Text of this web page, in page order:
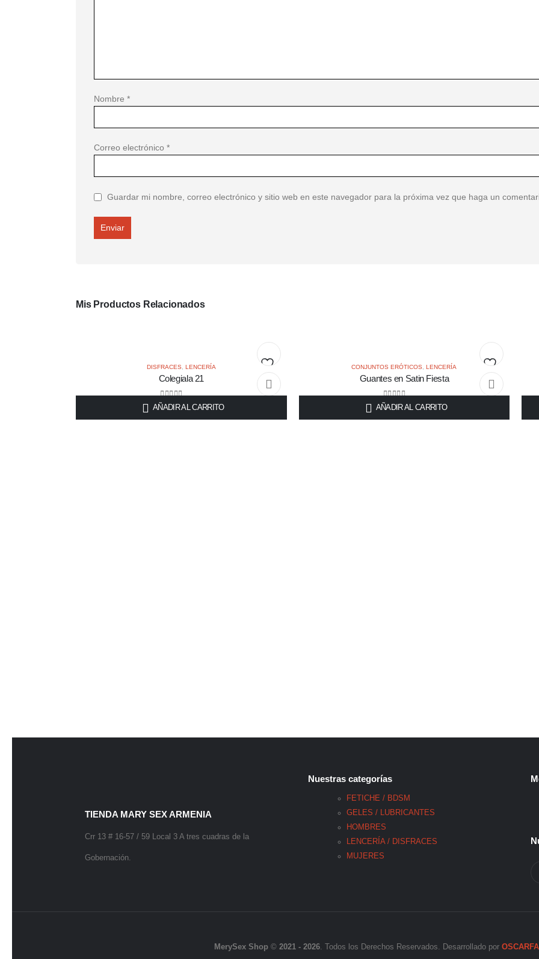
Nombre *
Correo electrónico *
Guardar mi nombre, correo electrónico y sitio web en este navegador para la próxima vez que haga un
Mis Productos Relacionados
Añadir
AÑADIR AL CARRITO
DISFRACES, LENCERÍA
Colegiala 21
0out of 5
Añadir
AÑADIR AL CARRITO
CONJUNTOS ERÓTICOS ,LENCERÍA
Guantes en Satin Fiesta
0out of 5
TIENDA MARY SEX ARMENIA
Crr 13 # 16-57 / 59 Local 3 A tres cuadras de la
Gobernación.
Nuestras categorías
FETICHE / BDSM
GELES / LUBRICANTES
HOMBRES
LENCERÍA / DISFRACES
MUJERES
MerySex Shop © 2021 - 2026. Todos los Derechos Reservados. Desarrollado por